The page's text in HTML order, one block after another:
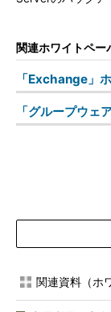
関連ホワイトペー
「Exchange」
「グループウェ
関連資料（ホ